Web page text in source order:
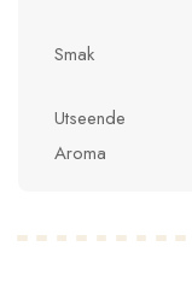
Smak
Utseende
Aroma